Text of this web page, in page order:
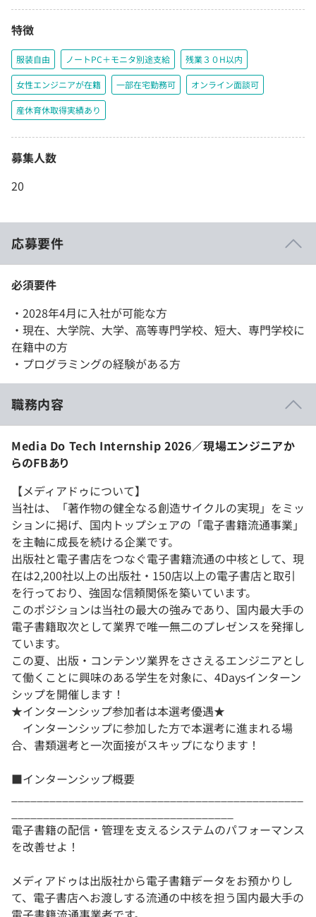
特徴
服装自由 ノートPC＋モニタ別途支給 残業３０H以内
女性エンジニアが在籍 一部在宅勤務可 オンライン面談可
産休育休取得実績あり
募集人数
20
応募要件
必須要件
・2028年4月に入社が可能な方
・現在、大学院、大学、高等専門学校、短大、専門学校に
在籍中の方
・プログラミングの経験がある方
職務内容
Media Do Tech Internship 2026／現場エンジニアか
らのFBあり
【メディアドゥについて】
当社は、「著作物の健全なる創造サイクルの実現」をミッ
ションに掲げ、国内トップシェアの「電子書籍流通事業」
を主軸に成長を続ける企業です。
出版社と電子書店をつなぐ電子書籍流通の中核として、現
在は2,200社以上の出版社・150店以上の電子書店と取引
を行っており、強固な信頼関係を築いています。
このポジションは当社の最大の強みであり、国内最大手の
電子書籍取次として業界で唯一無二のプレゼンスを発揮し
ています。
この夏、出版・コンテンツ業界をささえるエンジニアとし
て働くことに興味のある学生を対象に、4Daysインターン
シップを開催します！
★インターンシップ参加者は本選考優遇★
インターンシップに参加した方で本選考に進まれる場
合、書類選考と一次面接がスキップになります！
■インターンシップ概要
電子書籍の配信・管理を支えるシステムのパフォーマンス
を改善せよ！
メディアドゥは出版社から電子書籍データをお預かりし
て、電子書店へお渡しする流通の中核を担う国内最大手の